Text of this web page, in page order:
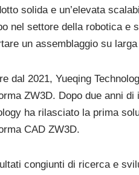
solida e un’elevata
nel settore della robotica e
un assemblaggio su
dal 2021, Yueqing
ZW3D. Dopo due anni
ha rilasciato la prima
CAD ZW3D.
congiunti di ricerca e